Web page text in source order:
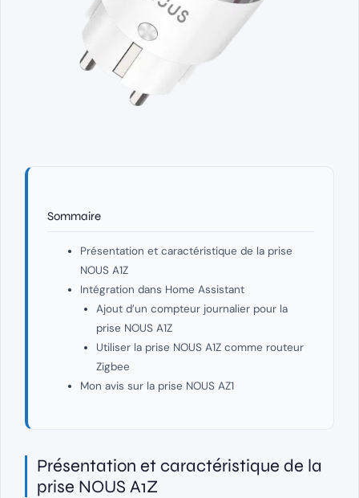
Sommaire
Présentation et caractéristique de la prise
NOUS A1Z
Intégration dans Home Assistant
Ajout d’un compteur journalier pour la
prise NOUS A1Z
Utiliser la prise NOUS A1Z comme routeur
Zigbee
Mon avis sur la prise NOUS AZ1
Présentation et caractéristique de la
prise NOUS A1Z